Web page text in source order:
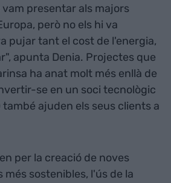
presentar als majors
però no els hi va
pujar tant el cost de l'energia,
apunta Denia. Projectes que
ha anat molt més enllà de
se en un soci tecnològic
ajuden els seus clients a
per la creació de noves
sostenibles, l'ús de la